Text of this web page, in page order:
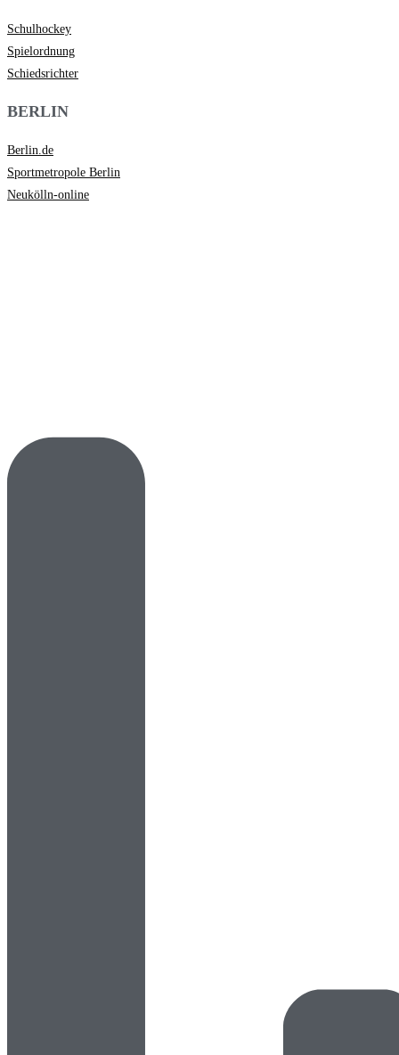
Schulhockey
Spielordnung
Schiedsrichter
BERLIN
Berlin.de
Sportmetropole Berlin
Neukölln-online